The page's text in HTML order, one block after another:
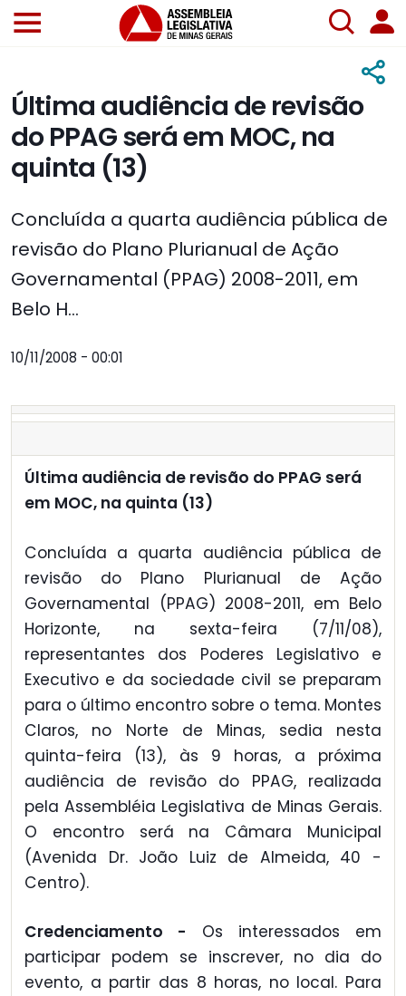
Última audiência de revisão
do PPAG será em MOC, na
quinta (13)
Concluída a quarta audiência pública de
revisão do Plano Plurianual de Ação
Governamental (PPAG) 2008-2011, em
Belo H...
10/11/2008 - 00:01
Última audiência de revisão do PPAG será
em MOC, na quinta (13)
Concluída a quarta audiência pública de
revisão do Plano Plurianual de Ação
Governamental (PPAG) 2008-2011, em Belo
Horizonte, na sexta-feira (7/11/08),
representantes dos Poderes Legislativo e
Executivo e da sociedade civil se preparam
para o último encontro sobre o tema. Montes
Claros, no Norte de Minas, sedia nesta
quinta-feira (13), às 9 horas, a próxima
audiência de revisão do PPAG, realizada
pela Assembléia Legislativa de Minas Gerais.
O encontro será na Câmara Municipal
(Avenida Dr. João Luiz de Almeida, 40 -
Centro).
Credenciamento - Os interessados em
participar podem se inscrever, no dia do
evento, a partir das 8 horas, no local. Para